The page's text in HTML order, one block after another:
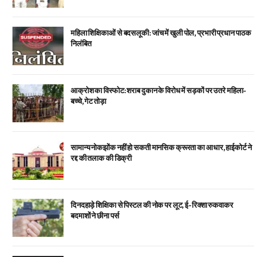
महिला शिक्षिकाओं से बदसलूकी: जांच में खुली पोल, प्रभारी प्रधान पाठक
निलंबित
आक्रोश का विस्फोट: शराब दुकान के विरोध में सड़कों पर उतरे महिला-
बच्चे, गेट तोड़ा
सामान्य नोकझोंक नहीं हो सकती मानसिक क्रूरता का आधार, हाईकोर्ट ने
रद्द की तलाक की डिक्री
दिनदहाड़े शिक्षिका से पिस्टल की नोक पर लूट, ई-रिक्शा रुकवाकर
बदमाशों ने छीना पर्स